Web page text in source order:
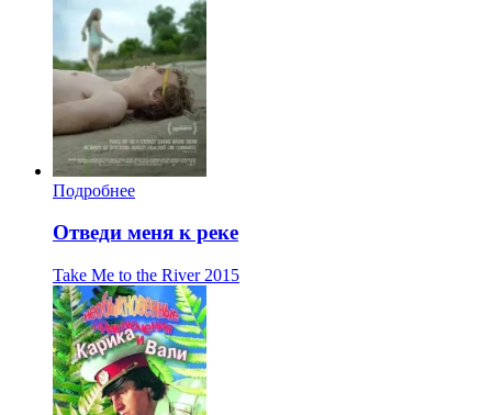
Подробнее
Отведи меня к реке
Take Me to the River 2015